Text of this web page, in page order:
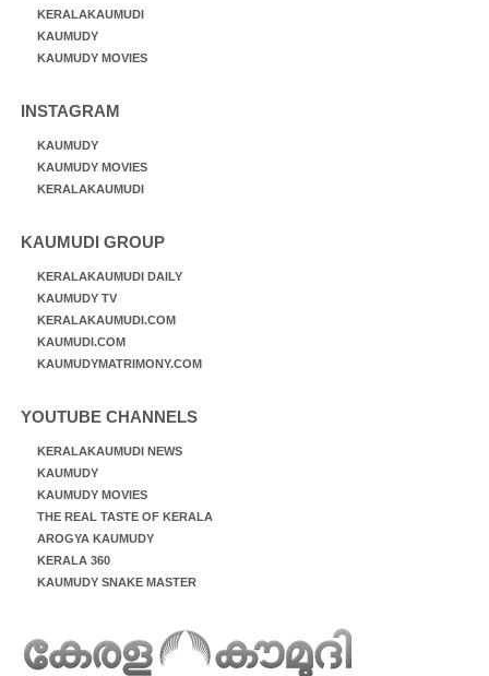
KERALAKAUMUDI
KAUMUDY
KAUMUDY MOVIES
INSTAGRAM
KAUMUDY
KAUMUDY MOVIES
KERALAKAUMUDI
KAUMUDI GROUP
KERALAKAUMUDI DAILY
KAUMUDY TV
KERALAKAUMUDI.COM
KAUMUDI.COM
KAUMUDYMATRIMONY.COM
YOUTUBE CHANNELS
KERALAKAUMUDI NEWS
KAUMUDY
KAUMUDY MOVIES
THE REAL TASTE OF KERALA
AROGYA KAUMUDY
KERALA 360
KAUMUDY SNAKE MASTER